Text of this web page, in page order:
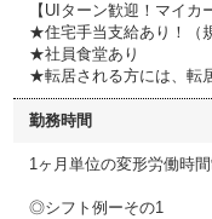
【UIターン歓迎！マイカ
★住宅手当支給あり！（
★社員食堂あり
★転居される方には、転
勤務時間
1ヶ月単位の変形労働時
◎シフト例ーその1